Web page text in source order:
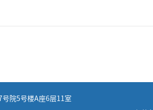
院5号楼A座6层11室